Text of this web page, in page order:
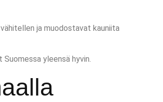
ja muodostavat kauniita
yleensä hyvin.